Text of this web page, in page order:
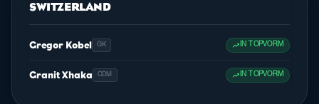
SWITZERLAND
Gregor Kobel GK trending_upIN TOPVORM
Granit Xhaka CDM trending_upIN TOPVORM